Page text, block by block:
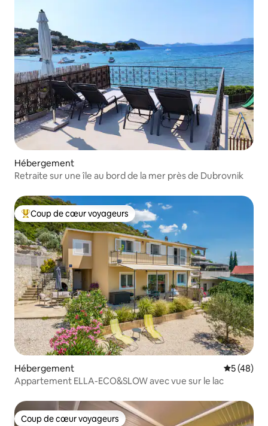
Hébergement
Retraite sur une île au bord de la mer près de Dubrovnik
Coups de cœur voyageurs les plus appréciés
Coup de cœur voyageurs
Hébergement
5 (48)
Appartement ELLA-ECO&SLOW avec vue sur le lac
Coup de cœur voyageurs